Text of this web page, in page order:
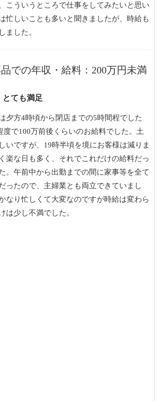
こういうところで仕事をしてみたいと思い
忙しいことも多いと聞きましたが、時給も
ました。
での年収・給料：200万円未満
ても満足
夕方4時頃から閉店までの5時間程でした
度で100万前後くらいのお給料でした。土
いですが、19時半頃を境にお客様は減りま
楽な日も多く、それでこれだけの給料だっ
。午前中から出勤までの間に家事等を全て
ったので、主婦業とも両立できていまし
なり忙しくて大変なのですが時給は変わら
は少し不満でした。